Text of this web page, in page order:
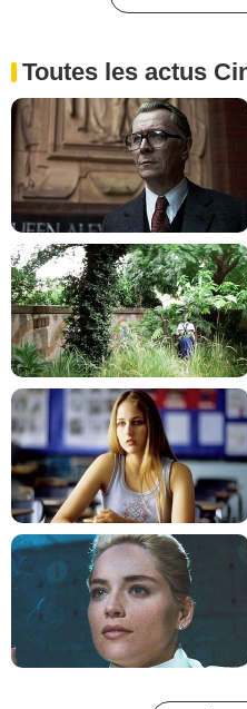
Toutes les actus